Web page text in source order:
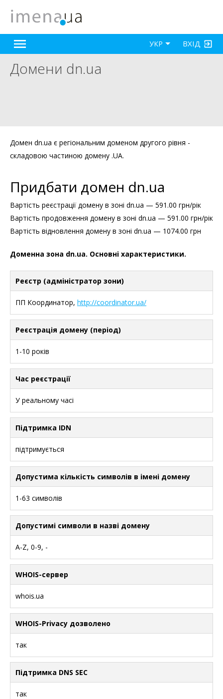
ВХІД
УКР
Домени dn.ua
Домен dn.ua є регіональним доменом другого рівня -
складовою частиною домену .UA.
Придбати домен dn.ua
Вартість реєстрації домену в зоні dn.ua — 591.00 грн/рік
Вартість продовження домену в зоні dn.ua — 591.00 грн/рік
Вартість відновлення домену в зоні dn.ua — 1074.00 грн
Доменна зона dn.ua. Основні характеристики.
Реєстр (адміністратор зони)
ПП Координатор, http://coordinator.ua/
Реєстрація домену (період)
1-10 років
Час реєстрації
У реальному часі
Підтримка IDN
підтримується
Допустима кількість символів в імені домену
1-63 символів
Допустимі символи в назві домену
A-Z, 0-9, -
WHOIS-сервер
whois.ua
WHOIS-Privacy дозволено
так
Підтримка DNS SEC
так